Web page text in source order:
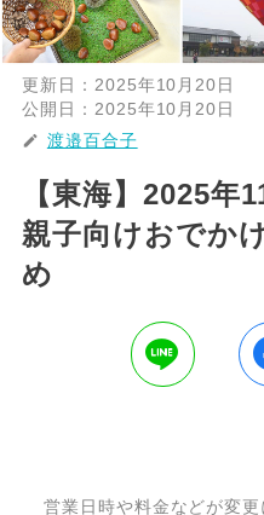
更新日： 2025年10月20日
公開日： 2025年10月20日
渡邉百合子
【東海】2025年
親子向けおでか
め
営業日時や料金などが変